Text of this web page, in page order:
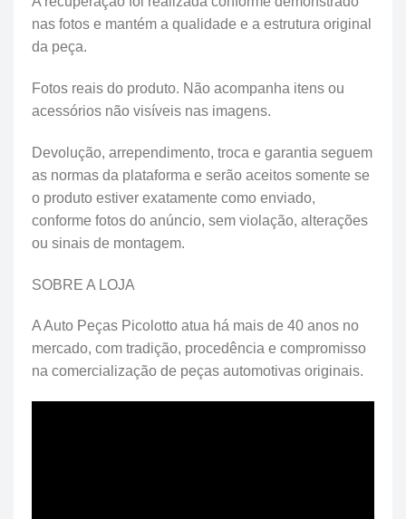
nas fotos e mantém a qualidade e a estrutura original
da peça.
Fotos reais do produto. Não acompanha itens ou
acessórios não visíveis nas imagens.
Devolução, arrependimento, troca e garantia seguem
as normas da plataforma e serão aceitos somente se
o produto estiver exatamente como enviado,
conforme fotos do anúncio, sem violação, alterações
ou sinais de montagem.
SOBRE A LOJA
A Auto Peças Picolotto atua há mais de 40 anos no
mercado, com tradição, procedência e compromisso
na comercialização de peças automotivas originais.